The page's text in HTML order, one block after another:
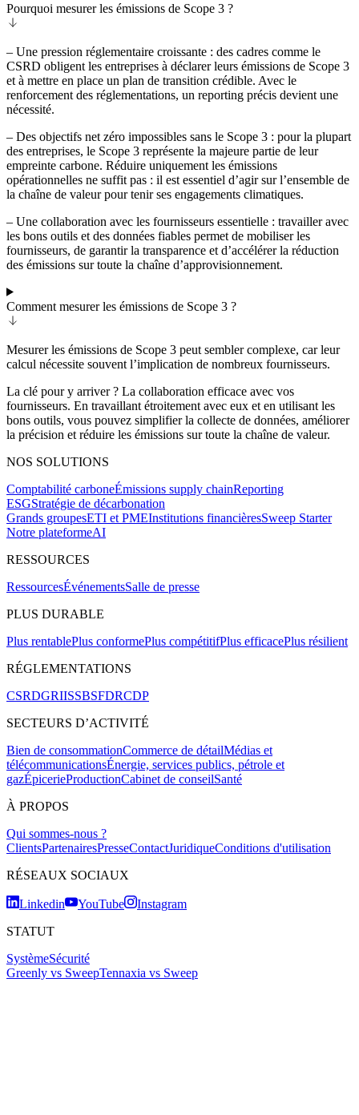
Pourquoi mesurer les émissions de Scope 3 ?
– Une pression réglementaire croissante : des cadres comme le
CSRD obligent les entreprises à déclarer leurs émissions de Scope 3
et à mettre en place un plan de transition crédible. Avec le
renforcement des réglementations, un reporting précis devient une
nécessité.
– Des objectifs net zéro impossibles sans le Scope 3 : pour la plupart
des entreprises, le Scope 3 représente la majeure partie de leur
empreinte carbone. Réduire uniquement les émissions
opérationnelles ne suffit pas : il est essentiel d’agir sur l’ensemble de
la chaîne de valeur pour tenir ses engagements climatiques.
– Une collaboration avec les fournisseurs essentielle : travailler avec
les bons outils et des données fiables permet de mobiliser les
fournisseurs, de garantir la transparence et d’accélérer la réduction
des émissions sur toute la chaîne d’approvisionnement.
Comment mesurer les émissions de Scope 3 ?
Mesurer les émissions de Scope 3 peut sembler complexe, car leur
calcul nécessite souvent l’implication de nombreux fournisseurs.
La clé pour y arriver ? La collaboration efficace avec vos
fournisseurs. En travaillant étroitement avec eux et en utilisant les
bons outils, vous pouvez simplifier la collecte de données, améliorer
la précision et réduire les émissions sur toute la chaîne de valeur.
NOS SOLUTIONS
Comptabilité carboneÉmissions supply chainReporting
ESGStratégie de décarbonation
Grands groupesETI et PMEInstitutions financièresSweep Starter
Notre plateformeAI
RESSOURCES
RessourcesÉvénementsSalle de presse
PLUS DURABLE
Plus rentablePlus conformePlus compétitifPlus efficacePlus résilient
RÉGLEMENTATIONS
CSRDGRIISSBSFDRCDP
SECTEURS D’ACTIVITÉ
Bien de consommationCommerce de détailMédias et
télécommunicationsÉnergie, services publics, pétrole et
gazÉpicerieProductionCabinet de conseilSanté
À PROPOS
Qui sommes-nous ?
ClientsPartenairesPresseContactJuridiqueConditions d'utilisation
RÉSEAUX SOCIAUX
Linkedin YouTube
Instagram
STATUT
SystèmeSécurité
Greenly vs SweepTennaxia vs Sweep